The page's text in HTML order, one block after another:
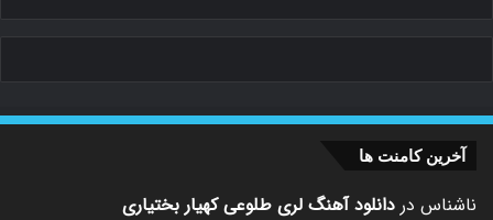
آخرین کامنت ها
ناشناس در دانلود آهنگ لری طلوعی کهیار بختیاری